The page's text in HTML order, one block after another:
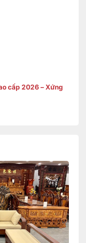
cấp 2026 – Xứng